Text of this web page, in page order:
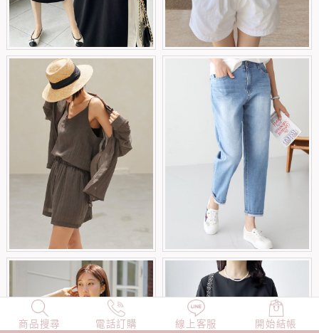
商品搜尋 電話訂購 線上客服 開始結帳
NEW 店長精選 TOP100 小編穿搭